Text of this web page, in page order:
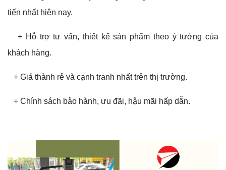
tiến nhất hiện nay.
+ Hỗ trợ tư vấn, thiết kế sản phẩm theo ý tưởng của
khách hàng.
+ Giá thành rẻ và cạnh tranh nhất trên thị trường.
+ Chính sách bảo hành, ưu đãi, hậu mãi hấp dẫn.